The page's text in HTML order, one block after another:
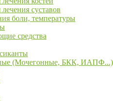
суставов
боли, температуры
средства
(Мочегонные, БКК, ИАПФ...)